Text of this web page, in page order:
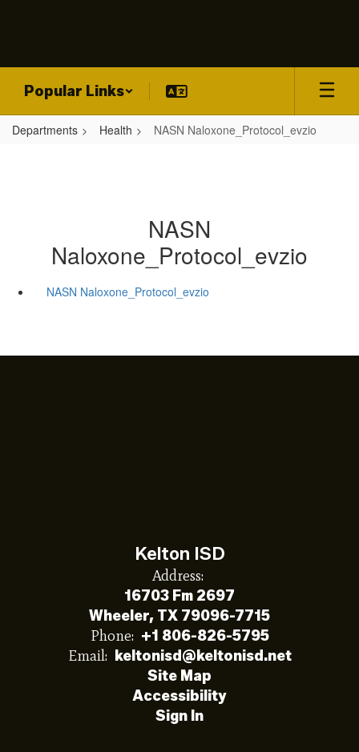
Popular Links
Departments Health NASN Naloxone_Protocol_evzio
NASN
Naloxone_Protocol_evzio
NASN Naloxone_Protocol_evzio
Kelton ISD
Address:
16703 Fm 2697
Wheeler, TX 79096-7715
Phone: +1 806-826-5795
Email: keltonisd@keltonisd.net
Site Map
Accessibility
Sign In